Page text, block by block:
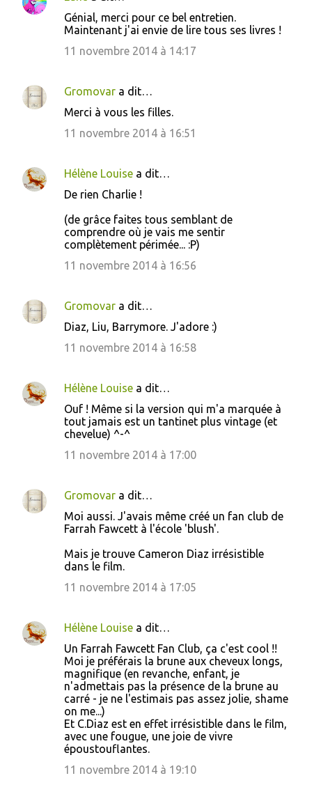
Génial, merci pour ce bel entretien.
Maintenant j'ai envie de lire tous ses livres !
11 novembre 2014 à 14:17
Gromovar a dit…
Merci à vous les filles.
11 novembre 2014 à 16:51
Hélène Louise a dit…
De rien Charlie !
(de grâce faites tous semblant de
comprendre où je vais me sentir
complètement périmée... :P)
11 novembre 2014 à 16:56
Gromovar a dit…
Diaz, Liu, Barrymore. J'adore :)
11 novembre 2014 à 16:58
Hélène Louise a dit…
Ouf ! Même si la version qui m'a marquée à
tout jamais est un tantinet plus vintage (et
chevelue) ^-^
11 novembre 2014 à 17:00
Gromovar a dit…
Moi aussi. J'avais même créé un fan club de
Farrah Fawcett à l'école 'blush'.
Mais je trouve Cameron Diaz irrésistible
dans le film.
11 novembre 2014 à 17:05
Hélène Louise a dit…
Un Farrah Fawcett Fan Club, ça c'est cool !!
Moi je préférais la brune aux cheveux longs,
magnifique (en revanche, enfant, je
n'admettais pas la présence de la brune au
carré - je ne l'estimais pas assez jolie, shame
on me...)
Et C.Diaz est en effet irrésistible dans le film,
avec une fougue, une joie de vivre
époustouflantes.
11 novembre 2014 à 19:10